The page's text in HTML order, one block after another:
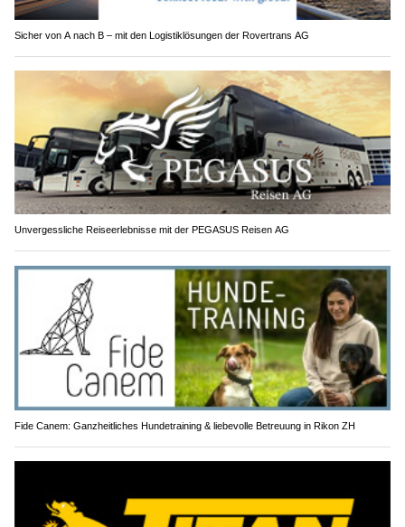
Sicher von A nach B – mit den Logistiklösungen der Rovertrans AG
Unvergessliche Reiseerlebnisse mit der PEGASUS Reisen AG
Fide Canem: Ganzheitliches Hundetraining & liebevolle Betreuung in Rikon ZH